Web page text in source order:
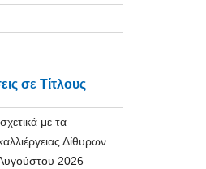
σε Τίτλους
με τα
Δίθυρων
2026